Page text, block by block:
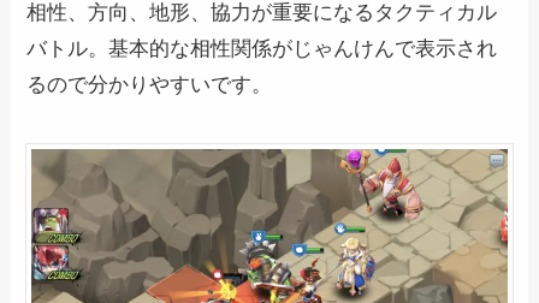
相性、方向、地形、協力が重要になるタクティカル
バトル。基本的な相性関係がじゃんけんで表示され
るので分かりやすいです。